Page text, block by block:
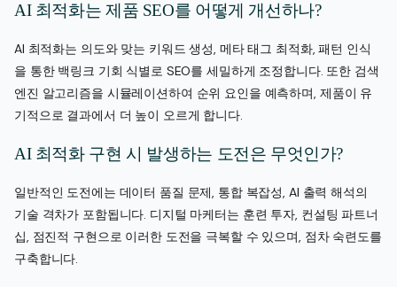
AI 최적화는 제품 SEO를 어떻게 개선하나?
AI 최적화는 의도와 맞는 키워드 생성, 메타 태그 최적화, 패턴 인식
을 통한 백링크 기회 식별로 SEO를 세밀하게 조정합니다. 또한 검색
엔진 알고리즘을 시뮬레이션하여 순위 요인을 예측하며, 제품이 유
기적으로 결과에서 더 높이 오르게 합니다.
AI 최적화 구현 시 발생하는 도전은 무엇인가?
일반적인 도전에는 데이터 품질 문제, 통합 복잡성, AI 출력 해석의
기술 격차가 포함됩니다. 디지털 마케터는 훈련 투자, 컨설팅 파트너
십, 점진적 구현으로 이러한 도전을 극복할 수 있으며, 점차 숙련도를
구축합니다.